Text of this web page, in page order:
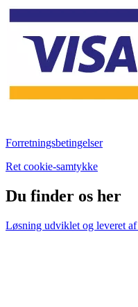
Forretningsbetingelser
Ret cookie-samtykke
Du finder os her
Løsning udviklet og leveret af